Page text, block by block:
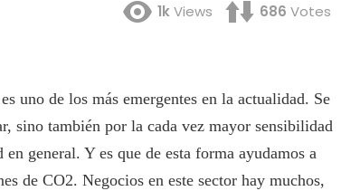
1kViews 686 Votes
uno de los más emergentes en la actualidad. Se
sino también por la cada vez mayor sensibilidad
general. Y es que de esta forma ayudamos a
de CO2. Negocios en este sector hay muchos,